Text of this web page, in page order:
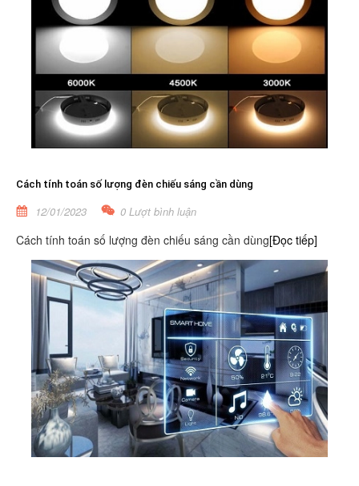
Cách tính toán số lượng đèn chiếu sáng cần dùng
12/01/2023 0 Lượt bình luận
Cách tính toán số lượng đèn chiếu sáng cần dùng[Đọc tiếp]